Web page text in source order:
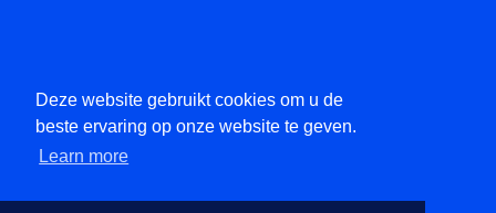
Deze website gebruikt cookies om u de
beste ervaring op onze website te geven.
Learn more
Privacybeleid